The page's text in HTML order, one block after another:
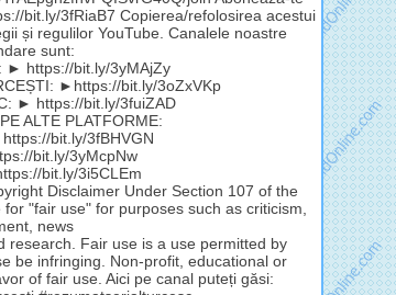
bit.ly/3fRiaB7 Copierea/refolosirea acestui
și regulilor YouTube. Canalele noastre
sunt:
► https://bit.ly/3yMAjZy
►https://bit.ly/3oZxVKp
► https://bit.ly/3fuiZAD
ALTE PLATFORME:
bit.ly/3fBHVGN
bit.ly/3yMcpNw
bit.ly/3i5CLEm
Disclaimer Under Section 107 of the
"fair use" for purposes such as criticism,
news
research. Fair use is a use permitted by
be infringing. Non-profit, educational or
of fair use. Aici pe canal puteți găsi: